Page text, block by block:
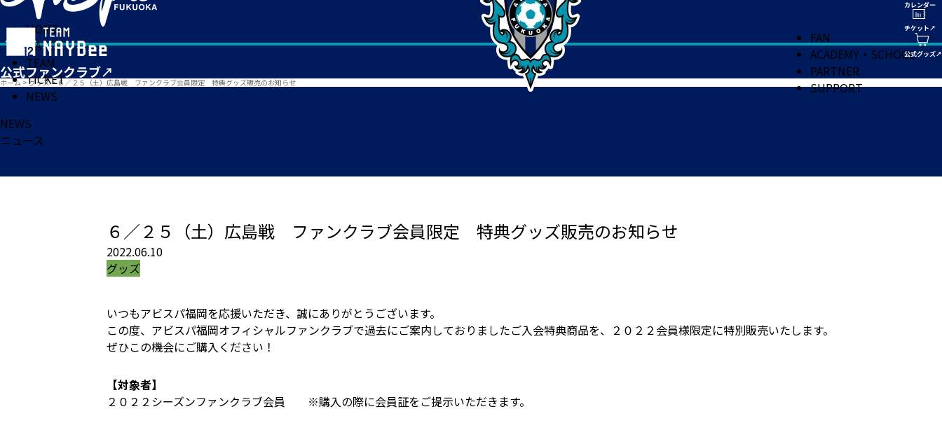
HOME
MATCH
TEAM
TICKET
NEWS
FAN
ACADEMY・SCHOOL
PARTNER
SUPPORT
ホーム > グッズ>６／２５（土）広島戦 ファンクラブ会員限定 特典グッズ販売のお知らせ
NEWS
ニュース
６／２５（土）広島戦 ファンクラブ会員限定 特典グッズ販売のお知らせ
2022.06.10
グッズ
いつもアビスパ福岡を応援いただき、誠にありがとうございます。
この度、アビスパ福岡オフィシャルファンクラブで過去にご案内しておりましたご入会特典商品を、２０２２会員様限定に特別販売いたします。
ぜひこの機会にご購入ください！
【対象者】
２０２２シーズンファンクラブ会員 ※購入の際に会員証をご提示いただきます。